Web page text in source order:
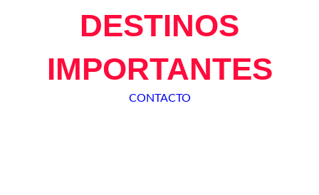
DESTINOS
IMPORTANTES
CONTACTO